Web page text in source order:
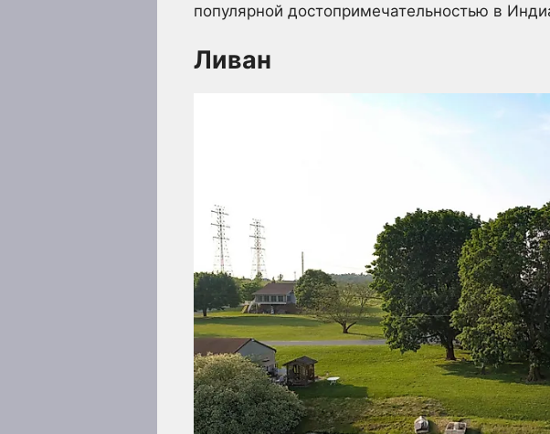
популярной достопримечательностью в
Ливан